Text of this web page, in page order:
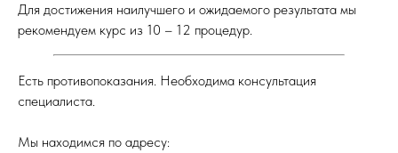
Для достижения наилучшего и ожидаемого результата мы
рекомендуем курс из 10 – 12 процедур.
Есть противопоказания. Необходима консультация
специалиста.
Мы находимся по адресу: